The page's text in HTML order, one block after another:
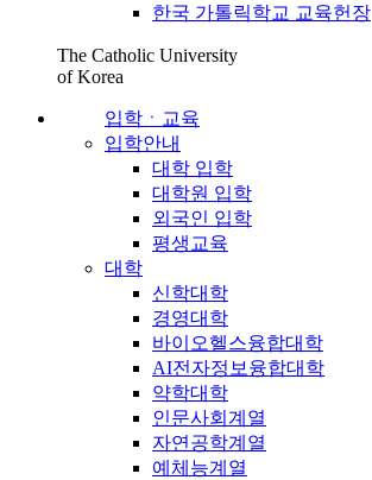
한국 가톨릭학교 교육헌장
The Catholic University
of Korea
입학ㆍ교육
입학안내
대학 입학
대학원 입학
외국인 입학
평생교육
대학
신학대학
경영대학
바이오헬스융합대학
AI전자정보융합대학
약학대학
인문사회계열
자연공학계열
예체능계열